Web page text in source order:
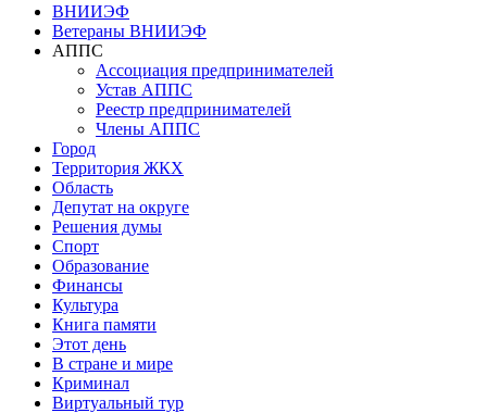
ВНИИЭФ
Ветераны ВНИИЭФ
АППС
Ассоциация предпринимателей
Устав АППС
Реестр предпринимателей
Члены АППС
Город
Территория ЖКХ
Область
Депутат на округе
Решения думы
Спорт
Образование
Финансы
Культура
Книга памяти
Этот день
В стране и мире
Криминал
Виртуальный тур